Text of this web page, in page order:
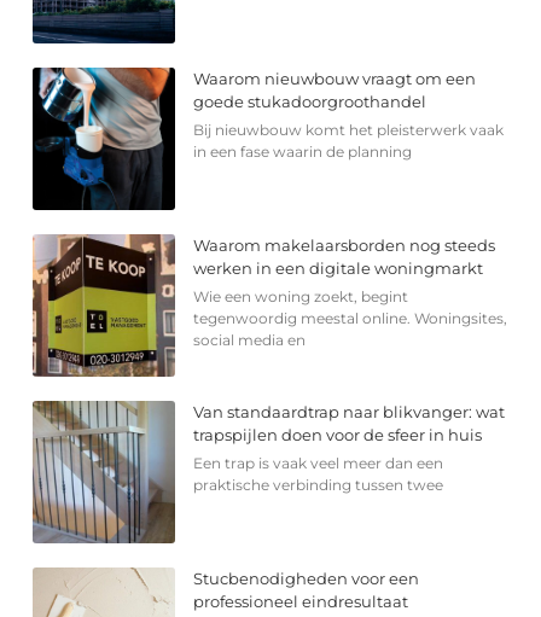
Waarom nieuwbouw vraagt om een
goede stukadoorgroothandel
Bij nieuwbouw komt het pleisterwerk vaak
in een fase waarin de planning
Waarom makelaarsborden nog steeds
werken in een digitale woningmarkt
Wie een woning zoekt, begint
tegenwoordig meestal online. Woningsites,
social media en
Van standaardtrap naar blikvanger: wat
trapspijlen doen voor de sfeer in huis
Een trap is vaak veel meer dan een
praktische verbinding tussen twee
Stucbenodigheden voor een
professioneel eindresultaat